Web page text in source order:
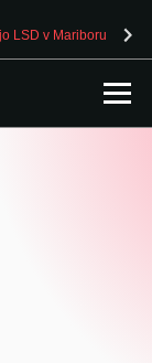
LSD v Mariboru